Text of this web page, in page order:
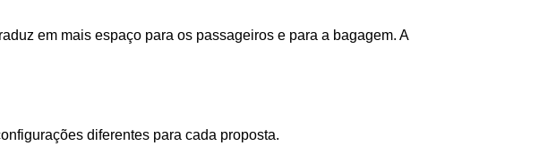
em mais espaço para os passageiros e para a bagagem. A
diferentes para cada proposta.